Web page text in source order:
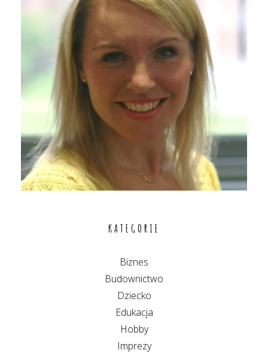
KATEGORIE
Biznes
Budownictwo
Dziecko
Edukacja
Hobby
Imprezy